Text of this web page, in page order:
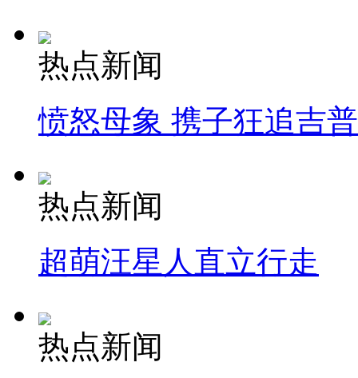
热点新闻
愤怒母象 携子狂追吉
热点新闻
超萌汪星人直立行走
热点新闻